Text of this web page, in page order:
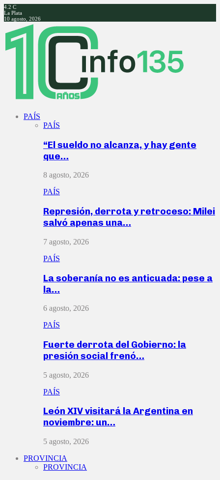
4.2 C
La Plata
10 agosto, 2026
Facebook
Twitter
Instagram
Youtube
PAÍS
PAÍS
“El sueldo no alcanza, y hay gente
que…
8 agosto, 2026
PAÍS
Represión, derrota y retroceso: Milei
salvó apenas una…
7 agosto, 2026
PAÍS
La soberanía no es anticuada: pese a
la…
6 agosto, 2026
PAÍS
Fuerte derrota del Gobierno: la
presión social frenó…
5 agosto, 2026
PAÍS
León XIV visitará la Argentina en
noviembre: un…
5 agosto, 2026
PROVINCIA
PROVINCIA